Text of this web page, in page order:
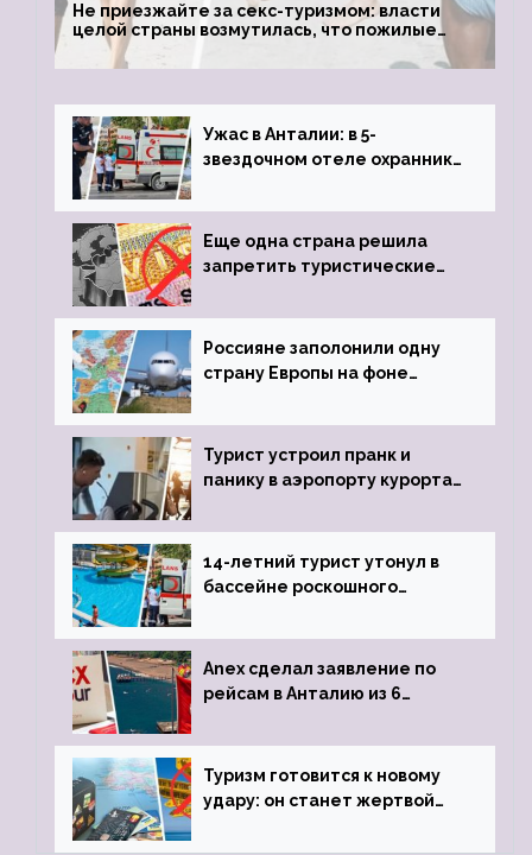
Не приезжайте за секс-туризмом: власти
целой страны возмутилась, что пожилые
туристки массово едут к ним, чтобы
обзавестись молодыми любовниками
Ужас в Анталии: в 5-
звездочном отеле охранник
пистолета
Еще одна страна решила
запретить туристические
Россияне заполонили одну
страну Европы на фоне
виз
Турист устроил пранк и
панику в аэропорту курорта,
задержке рейса
14-летний турист утонул в
бассейне роскошного
Anex сделал заявление по
рейсам в Анталию из 6
Туризм готовится к новому
удару: он станет жертвой